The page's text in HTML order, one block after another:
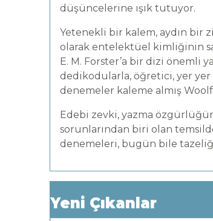
düşüncelerine ışık tutuyor.
Yetenekli bir kalem, aydın bir
olarak entelektüel kimliğinin
E. M. Forster’a bir dizi önemli
dedikodularla, öğretici, yer yer
denemeler kaleme almış
Edebi zevki, yazma
sorunlarından biri olan
denemeleri, bugün bile
Yeni Çıkanlar